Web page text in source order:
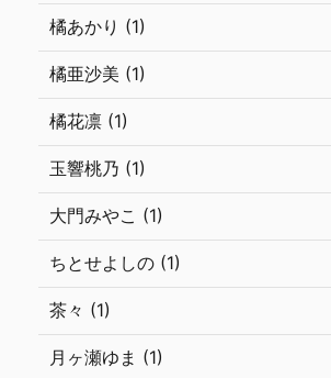
橘あかり (1)
橘亜沙美 (1)
橘花凛 (1)
玉響桃乃 (1)
大門みやこ (1)
ちとせよしの (1)
茶々 (1)
月ヶ瀬ゆま (1)